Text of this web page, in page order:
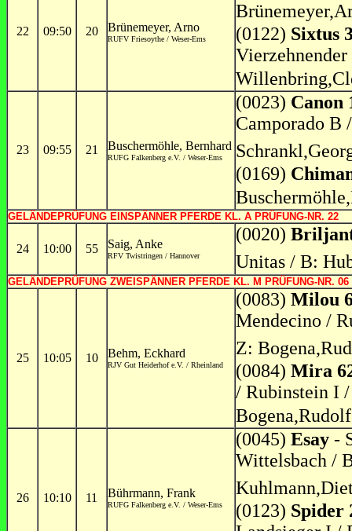
22 09:50 20 Brünemeyer, Arno
RUFV Friesoythe / Weser-Ems
(0122) Sixtus
23 09:55 21 Buschermöhle, Bernhard
RUFG Falkenberg e.V. / Weser-Ems
(0023) Canon
Camporado B
(0169)
GELÄNDEPRÜFUNG EINSPÄNNER PFERDE KL. A PRÜFUNG-NR. 22
24 10:00 55 Saig, Anke
RFV Twistringen / Hannover
(0020)
Unitas / B:
GELÄNDEPRÜFUNG ZWEISPÄNNER PFERDE KL. M PRÜFUNG-NR. 06
25 10:05 10 Behm, Eckhard
RJV Gut Heiderhof e.V. / Rheinland
(0083) Milou
Mendecino /
Z:
(0084) Mira
/ Rubinstein I
Bogena,Rudolf
26 10:10 11 Bührmann, Frank
RUFG Falkenberg e.V. / Weser-Ems
(0045) Esay -
Wittelsbach /
(0123) Spider